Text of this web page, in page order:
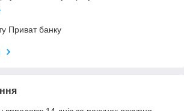
Приват банку